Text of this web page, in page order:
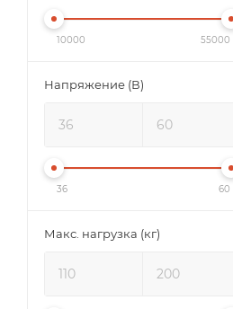
10000 55000
Напряжение (В)
36 60
Макс. нагрузка (кг)